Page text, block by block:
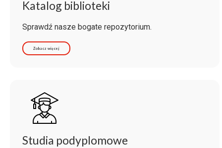
Katalog biblioteki
Sprawdź nasze bogate repozytorium.
Zobacz więcej
Studia podyplomowe